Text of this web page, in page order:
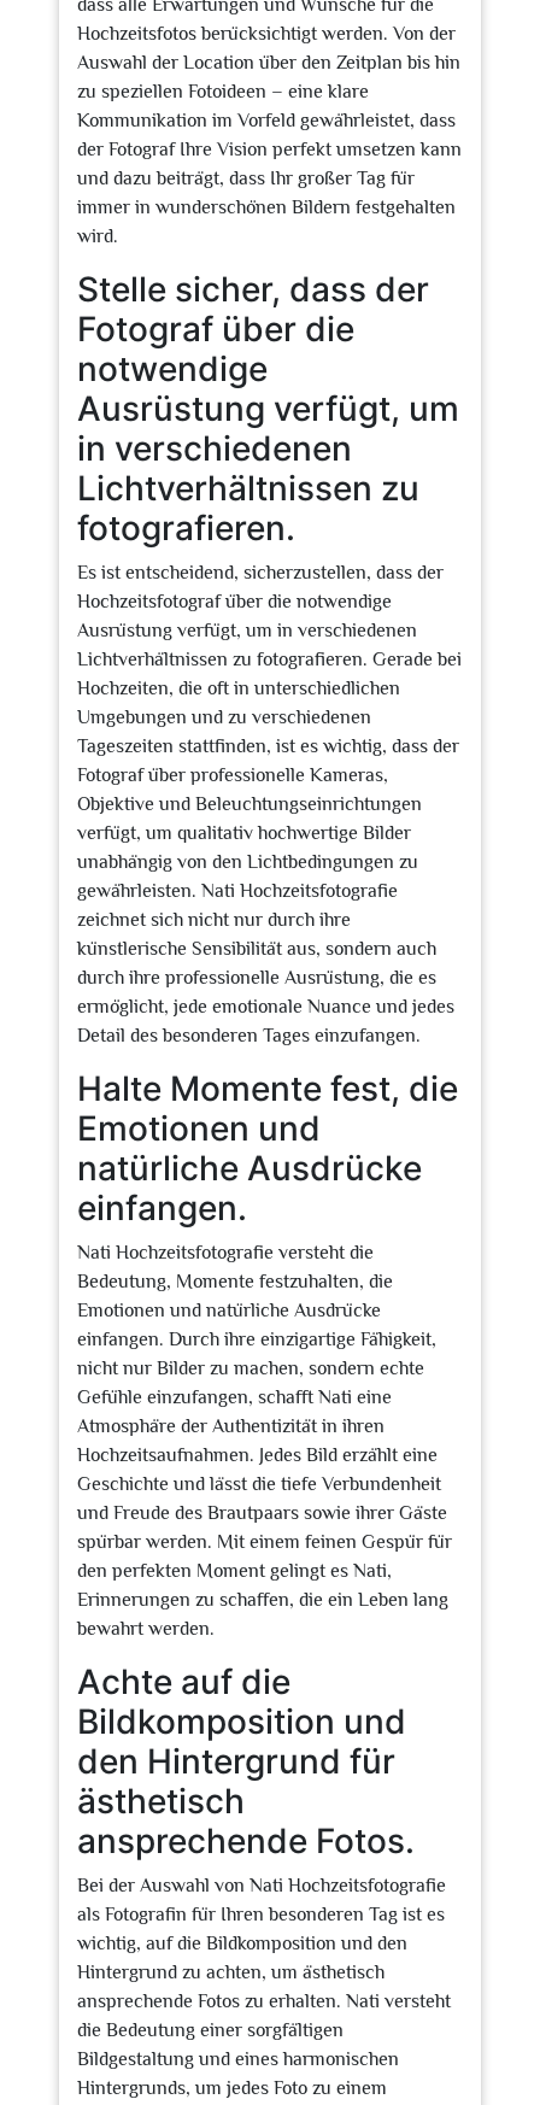
dass alle Erwartungen und Wünsche für die
Hochzeitsfotos berücksichtigt werden. Von der
Auswahl der Location über den Zeitplan bis hin
zu speziellen Fotoideen – eine klare
Kommunikation im Vorfeld gewährleistet, dass
der Fotograf Ihre Vision perfekt umsetzen kann
und dazu beiträgt, dass Ihr großer Tag für
immer in wunderschönen Bildern festgehalten
wird.
Stelle sicher, dass der
Fotograf über die
notwendige
Ausrüstung verfügt, um
in verschiedenen
Lichtverhältnissen zu
fotografieren.
Es ist entscheidend, sicherzustellen, dass der
Hochzeitsfotograf über die notwendige
Ausrüstung verfügt, um in verschiedenen
Lichtverhältnissen zu fotografieren. Gerade bei
Hochzeiten, die oft in unterschiedlichen
Umgebungen und zu verschiedenen
Tageszeiten stattfinden, ist es wichtig, dass der
Fotograf über professionelle Kameras,
Objektive und Beleuchtungseinrichtungen
verfügt, um qualitativ hochwertige Bilder
unabhängig von den Lichtbedingungen zu
gewährleisten. Nati Hochzeitsfotografie
zeichnet sich nicht nur durch ihre
künstlerische Sensibilität aus, sondern auch
durch ihre professionelle Ausrüstung, die es
ermöglicht, jede emotionale Nuance und jedes
Detail des besonderen Tages einzufangen.
Halte Momente fest, die
Emotionen und
natürliche Ausdrücke
einfangen.
Nati Hochzeitsfotografie versteht die
Bedeutung, Momente festzuhalten, die
Emotionen und natürliche Ausdrücke
einfangen. Durch ihre einzigartige Fähigkeit,
nicht nur Bilder zu machen, sondern echte
Gefühle einzufangen, schafft Nati eine
Atmosphäre der Authentizität in ihren
Hochzeitsaufnahmen. Jedes Bild erzählt eine
Geschichte und lässt die tiefe Verbundenheit
und Freude des Brautpaars sowie ihrer Gäste
spürbar werden. Mit einem feinen Gespür für
den perfekten Moment gelingt es Nati,
Erinnerungen zu schaffen, die ein Leben lang
bewahrt werden.
Achte auf die
Bildkomposition und
den Hintergrund für
ästhetisch
ansprechende Fotos.
Bei der Auswahl von Nati Hochzeitsfotografie
als Fotografin für Ihren besonderen Tag ist es
wichtig, auf die Bildkomposition und den
Hintergrund zu achten, um ästhetisch
ansprechende Fotos zu erhalten. Nati versteht
die Bedeutung einer sorgfältigen
Bildgestaltung und eines harmonischen
Hintergrunds, um jedes Foto zu einem